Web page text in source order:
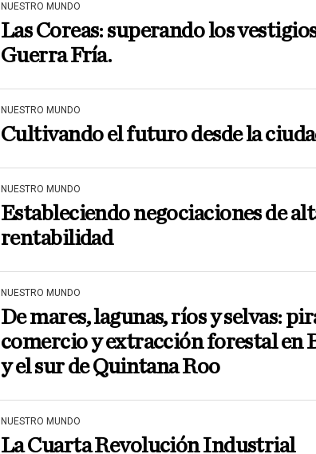
NUESTRO MUNDO
Las Coreas: superando los
Guerra Fría.
NUESTRO MUNDO
Cultivando el futuro desde la
NUESTRO MUNDO
Estableciendo negociaciones de
rentabilidad
NUESTRO MUNDO
De mares, lagunas, ríos y selvas:
comercio y extracción forestal en
y el sur de Quintana Roo
NUESTRO MUNDO
La Cuarta Revolución Industrial